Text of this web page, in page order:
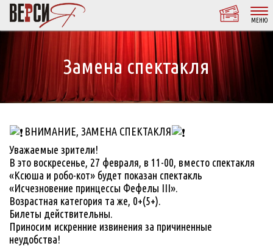
МЕНЮ
Замена спектакля
ВНИМАНИЕ, ЗАМЕНА СПЕКТАКЛЯ
Уважаемые зрители!
В это воскресенье, 27 февраля, в 11-00, вместо спектакля
«Ксюша и робо-кот» будет показан спектакль
«Исчезновение принцессы Фефелы III».
Возрастная категория та же, 0+(5+).
Билеты действительны.
Приносим искренние извинения за причиненные
неудобства!